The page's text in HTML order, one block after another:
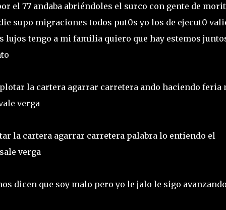
el 77 andaba abriéndoles el surco con gente de
supo migraciones todos put0s yo los de ejecut0
lujos tengo a mi familia quiero que hay estemos
la cartera agarrar carretera ando haciendo feria
verga
la cartera agarrar carretera palabra lo entiendo el
verga
dicen que soy malo pero yo le jalo le sigo avanzando